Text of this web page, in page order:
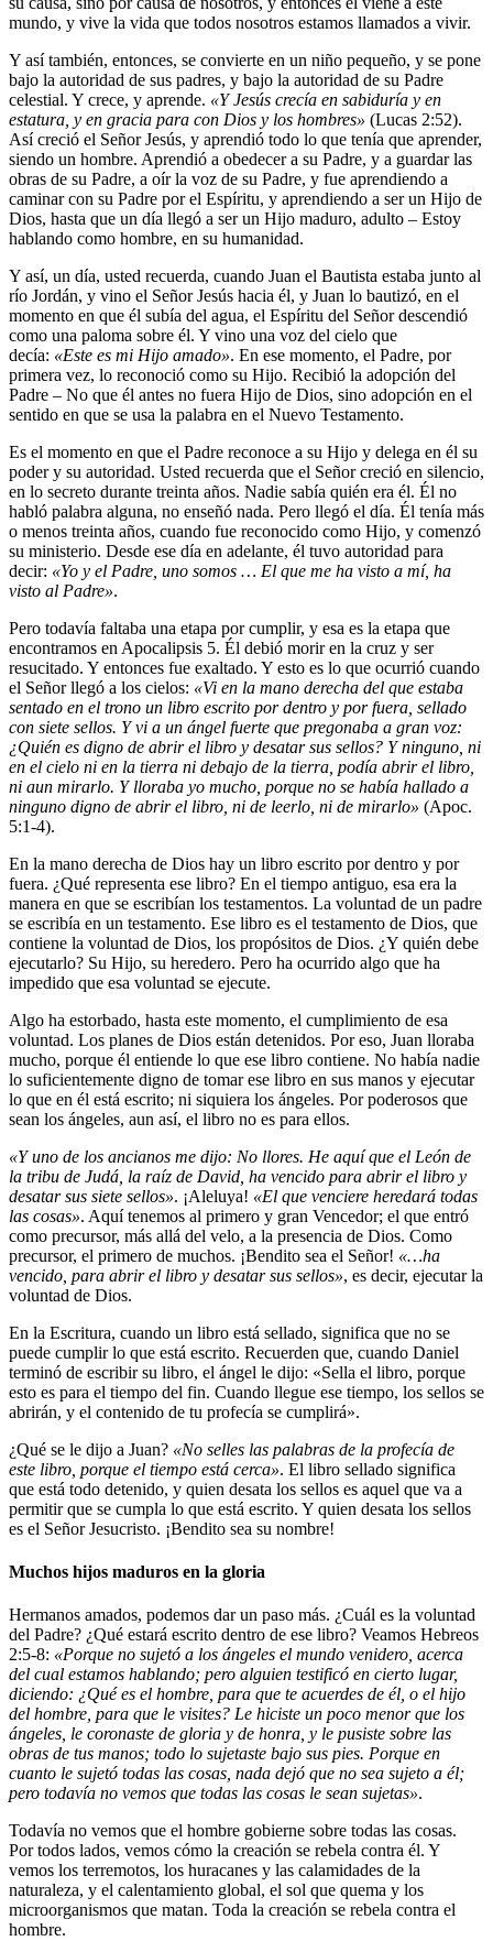
mundo, y vive la vida que todos nosotros estamos llamados a vivir.
Y así también, entonces, se convierte en un niño pequeño, y se pone
bajo la autoridad de sus padres, y bajo la autoridad de su Padre
celestial. Y crece, y aprende. «Y Jesús crecía en sabiduría y en
estatura, y en gracia para con Dios y los hombres» (Lucas 2:52).
Así creció el Señor Jesús, y aprendió todo lo que tenía que aprender,
siendo un hombre. Aprendió a obedecer a su Padre, y a guardar las
obras de su Padre, a oír la voz de su Padre, y fue aprendiendo a
caminar con su Padre por el Espíritu, y aprendiendo a ser un Hijo de
Dios, hasta que un día llegó a ser un Hijo maduro, adulto – Estoy
hablando como hombre, en su humanidad.
Y así, un día, usted recuerda, cuando Juan el Bautista estaba junto al
río Jordán, y vino el Señor Jesús hacia él, y Juan lo bautizó, en el
momento en que él subía del agua, el Espíritu del Señor descendió
como una paloma sobre él. Y vino una voz del cielo que
decía: «Este es mi Hijo amado». En ese momento, el Padre, por
primera vez, lo reconoció como su Hijo. Recibió la adopción del
Padre – No que él antes no fuera Hijo de Dios, sino adopción en el
sentido en que se usa la palabra en el Nuevo Testamento.
Es el momento en que el Padre reconoce a su Hijo y delega en él su
poder y su autoridad. Usted recuerda que el Señor creció en silencio,
en lo secreto durante treinta años. Nadie sabía quién era él. Él no
habló palabra alguna, no enseñó nada. Pero llegó el día. Él tenía más
o menos treinta años, cuando fue reconocido como Hijo, y comenzó
su ministerio. Desde ese día en adelante, él tuvo autoridad para
decir: «Yo y el Padre, uno somos … El que me ha visto a mí, ha
visto al Padre».
Pero todavía faltaba una etapa por cumplir, y esa es la etapa que
encontramos en Apocalipsis 5. Él debió morir en la cruz y ser
resucitado. Y entonces fue exaltado. Y esto es lo que ocurrió cuando
el Señor llegó a los cielos: «Vi en la mano derecha del que estaba
sentado en el trono un libro escrito por dentro y por fuera, sellado
con siete sellos. Y vi a un ángel fuerte que pregonaba a gran voz:
¿Quién es digno de abrir el libro y desatar sus sellos? Y ninguno, ni
en el cielo ni en la tierra ni debajo de la tierra, podía abrir el libro,
ni aun mirarlo. Y lloraba yo mucho, porque no se había hallado a
ninguno digno de abrir el libro, ni de leerlo, ni de mirarlo» (Apoc.
5:1-4).
En la mano derecha de Dios hay un libro escrito por dentro y por
fuera. ¿Qué representa ese libro? En el tiempo antiguo, esa era la
manera en que se escribían los testamentos. La voluntad de un padre
se escribía en un testamento. Ese libro es el testamento de Dios, que
contiene la voluntad de Dios, los propósitos de Dios. ¿Y quién debe
ejecutarlo? Su Hijo, su heredero. Pero ha ocurrido algo que ha
impedido que esa voluntad se ejecute.
Algo ha estorbado, hasta este momento, el cumplimiento de esa
voluntad. Los planes de Dios están detenidos. Por eso, Juan lloraba
mucho, porque él entiende lo que ese libro contiene. No había nadie
lo suficientemente digno de tomar ese libro en sus manos y ejecutar
lo que en él está escrito; ni siquiera los ángeles. Por poderosos que
sean los ángeles, aun así, el libro no es para ellos.
«Y uno de los ancianos me dijo: No llores. He aquí que el León de
la tribu de Judá, la raíz de David, ha vencido para abrir el libro y
desatar sus siete sellos». ¡Aleluya! «El que venciere heredará todas
las cosas». Aquí tenemos al primero y gran Vencedor; el que entró
como precursor, más allá del velo, a la presencia de Dios. Como
precursor, el primero de muchos. ¡Bendito sea el Señor! «…ha
vencido, para abrir el libro y desatar sus sellos», es decir, ejecutar la
voluntad de Dios.
En la Escritura, cuando un libro está sellado, significa que no se
puede cumplir lo que está escrito. Recuerden que, cuando Daniel
terminó de escribir su libro, el ángel le dijo: «Sella el libro, porque
esto es para el tiempo del fin. Cuando llegue ese tiempo, los sellos se
abrirán, y el contenido de tu profecía se cumplirá».
¿Qué se le dijo a Juan? «No selles las palabras de la profecía de
este libro, porque el tiempo está cerca». El libro sellado significa
que está todo detenido, y quien desata los sellos es aquel que va a
permitir que se cumpla lo que está escrito. Y quien desata los sellos
es el Señor Jesucristo. ¡Bendito sea su nombre!
Muchos hijos maduros en la gloria
Hermanos amados, podemos dar un paso más. ¿Cuál es la voluntad
del Padre? ¿Qué estará escrito dentro de ese libro? Veamos Hebreos
2:5-8: «Porque no sujetó a los ángeles el mundo venidero, acerca
del cual estamos hablando; pero alguien testificó en cierto lugar,
diciendo: ¿Qué es el hombre, para que te acuerdes de él, o el hijo
del hombre, para que le visites? Le hiciste un poco menor que los
ángeles, le coronaste de gloria y de honra, y le pusiste sobre las
obras de tus manos; todo lo sujetaste bajo sus pies. Porque en
cuanto le sujetó todas las cosas, nada dejó que no sea sujeto a él;
pero todavía no vemos que todas las cosas le sean sujetas».
Todavía no vemos que el hombre gobierne sobre todas las cosas.
Por todos lados, vemos cómo la creación se rebela contra él. Y
vemos los terremotos, los huracanes y las calamidades de la
naturaleza, y el calentamiento global, el sol que quema y los
microorganismos que matan. Toda la creación se rebela contra el
hombre.